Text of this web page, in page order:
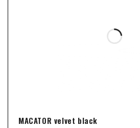
MACATOR velvet black